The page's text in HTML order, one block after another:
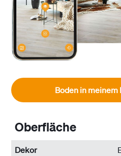
Boden in meinem
Oberfläche
Dekor